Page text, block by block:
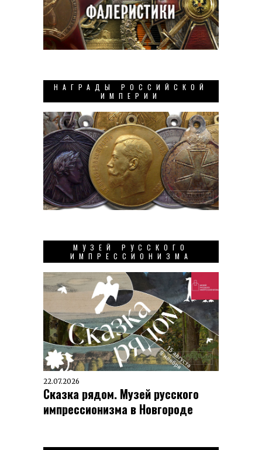
НАГРАДЫ РОССИЙСКОЙ
ИМПЕРИИ
МУЗЕЙ РУССКОГО
ИМПРЕССИОНИЗМА
22.07.2026
Сказка рядом. Музей русского
импрессионизма в Новгороде